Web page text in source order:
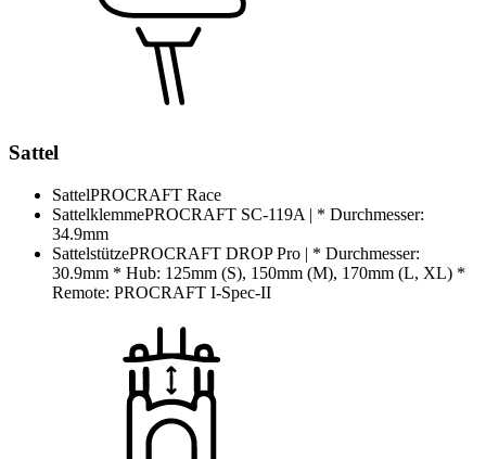
Sattel
SattelPROCRAFT Race
SattelklemmePROCRAFT SC-119A | * Durchmesser:
34.9mm
SattelstützePROCRAFT DROP Pro | * Durchmesser:
30.9mm * Hub: 125mm (S), 150mm (M), 170mm (L, XL) *
Remote: PROCRAFT I-Spec-II